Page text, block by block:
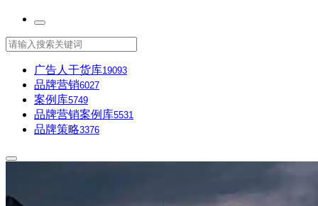
广告人干货库19093
品牌营销6027
案例库5749
品牌营销案例库5531
品牌策略3376